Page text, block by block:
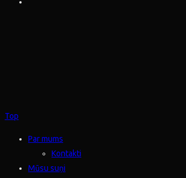
Top
Par mums
Kontakti
Mūsu suņi